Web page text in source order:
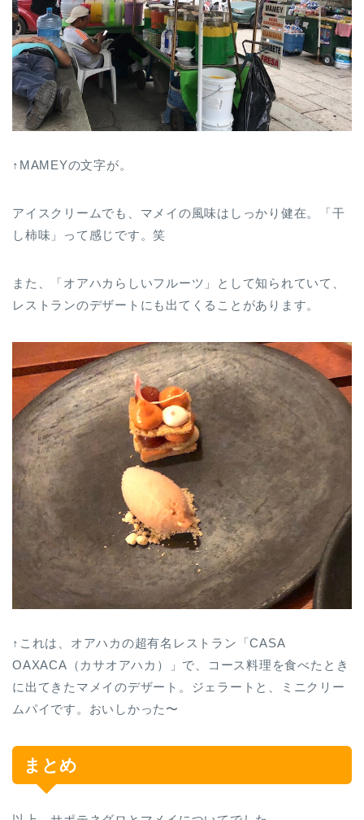
↑MAMEYの文字が。
アイスクリームでも、マメイの風味はしっかり健在。「干
し柿味」って感じです。笑
また、「オアハカらしいフルーツ」として知られていて、
レストランのデザートにも出てくることがあります。
↑これは、オアハカの超有名レストラン「CASA
OAXACA（カサオアハカ）」で、コース料理を食べたとき
に出てきたマメイのデザート。ジェラートと、ミニクリー
ムパイです。おいしかった〜
まとめ